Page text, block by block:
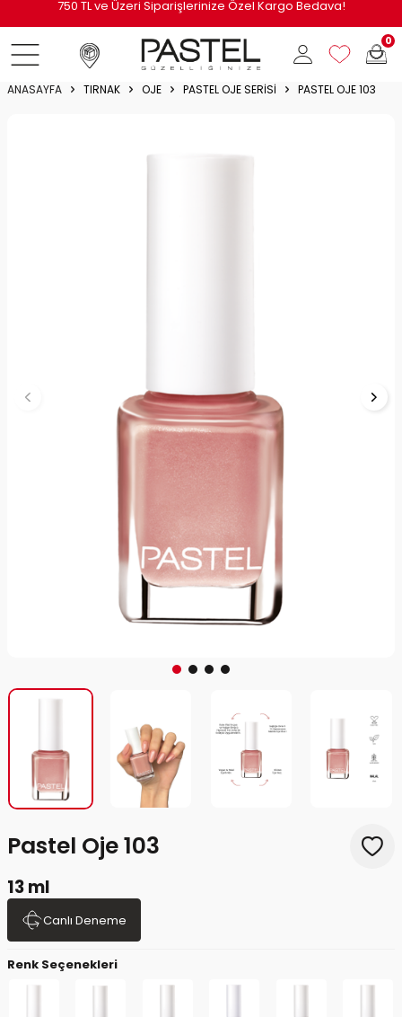
750 TL ve Üzeri Siparişlerinize Özel Kargo Bedava!
0
ANASAYFA TIRNAK OJE PASTEL OJE SERISI PASTEL OJE 103
Pastel Oje 103
13 ml
Canlı Deneme
Renk Seçenekleri